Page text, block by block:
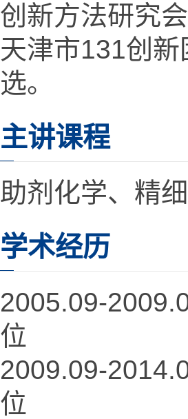
创新方法研究
天津市131创
选。
主讲课程
助剂化学、精
学术经历
2005.09-
位
2009.09-
位